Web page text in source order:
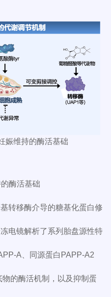
娠维持的酶活基础
酶活基础
转移酶介导的糖基化蛋白修
电镜解析了系列胎盘源性特
A、同源蛋白PAPP-A2
的酶活机制，以及抑制蛋